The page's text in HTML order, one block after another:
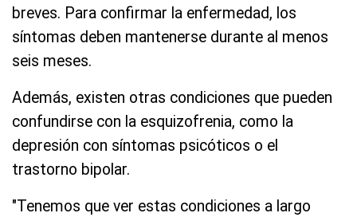
breves. Para confirmar la enfermedad, los
síntomas deben mantenerse durante al menos
seis meses.
Además, existen otras condiciones que pueden
confundirse con la esquizofrenia, como la
depresión con síntomas psicóticos o el
trastorno bipolar.
"Tenemos que ver estas condiciones a largo